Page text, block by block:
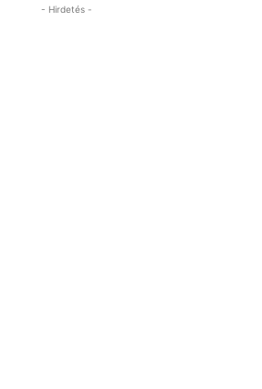
- Hirdetés -